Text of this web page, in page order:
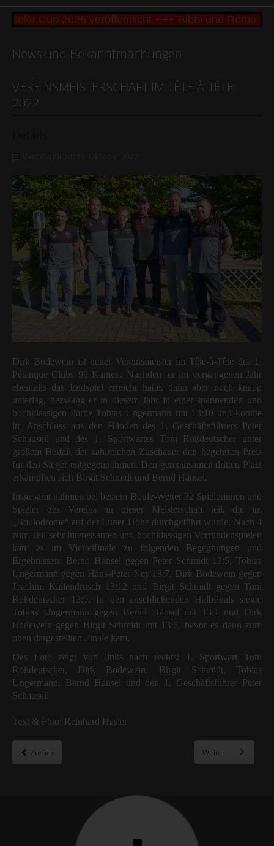
Cup 2026 veröffentlicht +++ Bibbi und Remo
News und Bekanntmachungen
VEREINSMEISTERSCHAFT IM TÊTE-À-TÊTE
2022
Dirk Bodewein ist neuer Vereinsmeister im Tête-à-Tête des 1.
Pétanque Clubs 99 Kamen. Nachdem er im vergangenen Jahr
ebenfalls das Endspiel erreicht hatte, dann aber noch knapp
unterlag, bezwang er in diesem Jahr in einer spannenden und
hochklassigen Partie Tobias Ungermann mit 13:10 und konnte
im Anschluss aus den Händen des 1. Geschäftsführers Peter
Schauseil und des 1. Sportwartes Toni Roßdeutscher unter
großem Beifall der zahlreichen Zuschauer den begehrten Preis
für den Sieger entgegennehmen. Den gemeinsamen dritten Platz
erkämpften sich Birgit Schmidt und Bernd Hänsel.
Insgesamt nahmen bei bestem Boule-Wetter 32 Spielerinnen und
Spieler des Vereins an dieser Meisterschaft teil, die im
„Boulodrome“ auf der Lüner Höhe durchgeführt wurde. Nach 4
zum Teil sehr interessanten und hochklassigen Vorrundenspielen
kam es im Viertelfinale zu folgenden Begegnungen und
Ergebnissen: Bernd Hänsel gegen Peter Schmidt 13:5, Tobias
Ungermann gegen Hans-Peter Ney 13:7, Dirk Bodewein gegen
Joachim Kallendrusch 13:12 und Birgit Schmidt gegen Toni
Roßdeutscher 13:9. In den anschließenden Halbfinals siegte
Tobias Ungermann gegen Bernd Hänsel mit 13:1 und Dirk
Bodewein gegen Birgit Schmidt mit 13:6, bevor es dann zum
oben dargestellten Finale kam.
Das Foto zeigt von links nach rechts: 1. Sportwart Toni
Roßdeutscher, Dirk Bodewein, Birgit Schmidt, Tobias
Ungermann, Bernd Hänsel und den 1. Geschäftsführer Peter
Schauseil
Text & Foto: Reinhard Hasler
Zurück Weiter